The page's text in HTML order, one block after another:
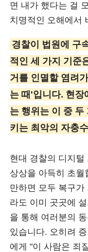
면 내가 했다는 걸
치명적인 오해에서
경찰이 법원에 구
적인 세 가지 기준
거를 인멸할 염려
는 때'입니다. 현장
는 행위는 이 중 두
키는 최악의 자충
현대 경찰의 디지털
상상을 아득히 초월
만하면 모두 복구가
라도 이미 곳곳에
을 통해 여러분의
있습니다. 오히려
에게 "이 사람은 죄